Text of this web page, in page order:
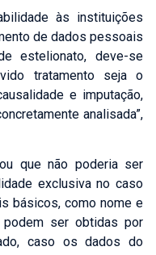
às instituições
de dados pessoais
estelionato, deve-se
tratamento seja o
e imputação,
analisada”,
que não poderia ser
exclusiva no caso
básicos, como nome e
podem ser obtidas por
caso os dados do